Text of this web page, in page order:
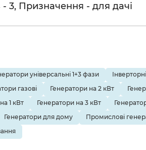
- 3, Призначення - для дачі
універсальні 1+3 фази
газові Генератори на 2 кВт
1 кВт Генератори на 3 кВт
Генератори для дому
Промислові